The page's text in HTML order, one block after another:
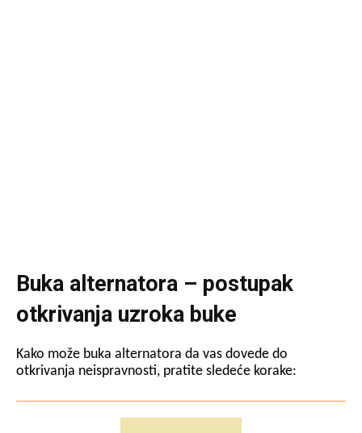
Buka alternatora – postupak
otkrivanja uzroka buke
Kako može buka alternatora da vas dovede do
otkrivanja neispravnosti, pratite sledeće korake: